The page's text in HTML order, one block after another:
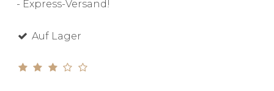
- Express-Versand!
Auf Lager